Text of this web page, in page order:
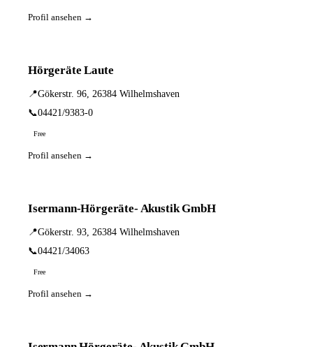
Profil ansehen →
Hörgeräte Laute
📍Gökerstr. 96, 26384 Wilhelmshaven
📞04421/9383-0
Free
Profil ansehen →
Isermann-Hörgeräte- Akustik GmbH
📍Gökerstr. 93, 26384 Wilhelmshaven
📞04421/34063
Free
Profil ansehen →